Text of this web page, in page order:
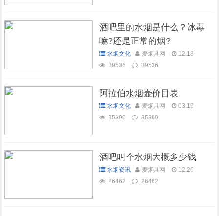
酒吧里的水烟是什么？冰毒
嘛?还是正常的烟?
水烟文化 麦烟具网
12.13
39536
39536
阿拉伯水烟壶价目表
水烟文化 麦烟具网
03.19
35390
35390
酒吧叫个水烟大概多少钱
水烟资讯 麦烟具网
12.26
26462
26462